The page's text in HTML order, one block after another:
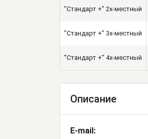
"Стандарт +" 2х-местный
"Стандарт +" 3х-местный
"Стандарт +" 4х-местный
Описание
E-mail: